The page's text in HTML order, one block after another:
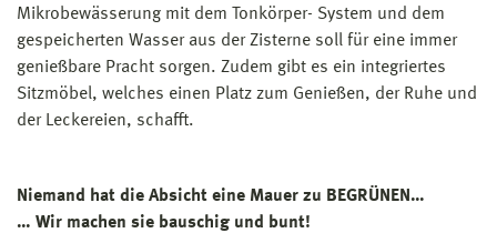
Mikrobewässerung mit dem Tonkörper- System und dem
gespeicherten Wasser aus der Zisterne soll für eine immer
genießbare Pracht sorgen. Zudem gibt es ein integriertes
Sitzmöbel, welches einen Platz zum Genießen, der Ruhe und
der Leckereien, schafft.
Niemand hat die Absicht eine Mauer zu BEGRÜNEN…
… Wir machen sie bauschig und bunt!